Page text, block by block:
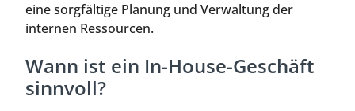
eine sorgfältige Planung und Verwaltung der
internen Ressourcen.
Wann ist ein In-House-Geschäft
sinnvoll?